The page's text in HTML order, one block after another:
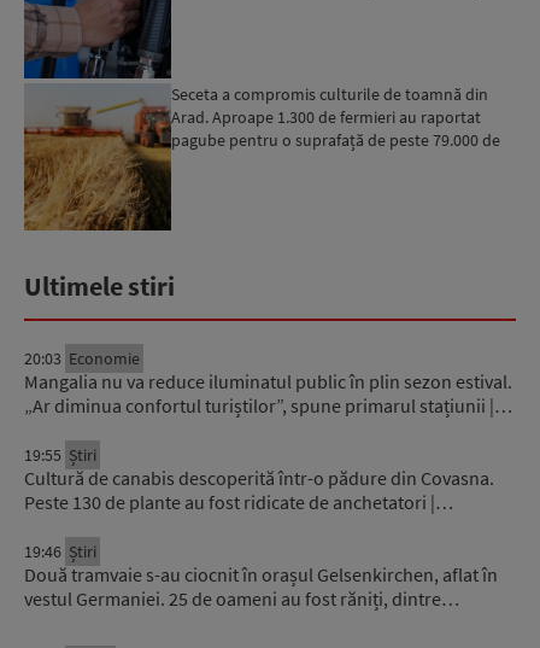
Seceta a compromis culturile de toamnă din
Arad. Aproape 1.300 de fermieri au raportat
pagube pentru o suprafață de peste 79.000 de
Ultimele stiri
20:03 Economie
Mangalia nu va reduce iluminatul public în plin sezon estival.
„Ar diminua confortul turiștilor”, spune primarul stațiunii |…
19:55 Știri
Cultură de canabis descoperită într-o pădure din Covasna.
Peste 130 de plante au fost ridicate de anchetatori |…
19:46 Știri
Două tramvaie s-au ciocnit în orașul Gelsenkirchen, aflat în
vestul Germaniei. 25 de oameni au fost răniți, dintre…